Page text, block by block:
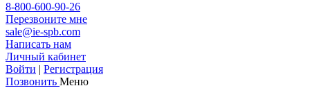
8-800-600-90-26
Перезвоните мне
sale@ie-spb.com
Написать нам
Личный кабинет
Войти | Регистрация
Позвонить Меню